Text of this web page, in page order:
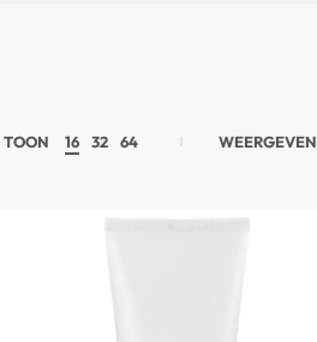
TOON 16 32 64 WEERGEVEN